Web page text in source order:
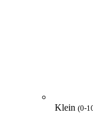
Klein (0-